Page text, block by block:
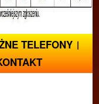
TELEFONY